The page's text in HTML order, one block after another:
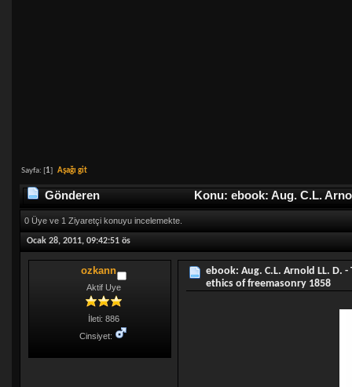
Sayfa: [1] Aşağı git
Gönderen
Konu: ebook: Aug. C.L.
sayısı 4421 defa)
0 Üye ve 1 Ziyaretçi konuyu incelemekte.
Ocak 28, 2011, 09:42:51 ös
ozkann
Aktif Uye
İleti: 886
Cinsiyet:
ebook: Aug. C.L. Arnold LL. D.
ethics of freemasonry 1858